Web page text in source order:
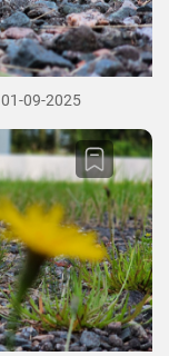
01-09-2025